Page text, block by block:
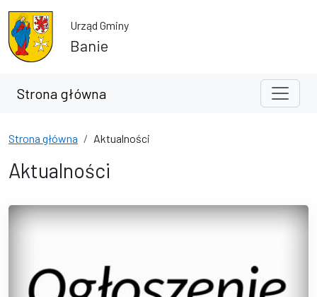
Przejdź do treści
Przejdź do wyszukiwarki
Urząd Gminy
Banie
Strona główna
Strona główna Aktualności
Aktualności